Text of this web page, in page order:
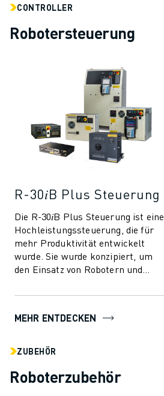
CONTROLLER
Robotersteuerung
R-30𝑖B Plus Steuerung
Die R-30𝑖B Plus Steuerung ist eine
Hochleistungssteuerung, die für
mehr Produktivität entwickelt
wurde. Sie wurde konzipiert, um
den Einsatz von Robotern und
Fertigungsindust...
MEHR ENTDECKEN
ZUBEHÖR
Roboterzubehör